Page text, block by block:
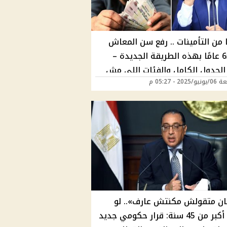
من التأمينات .. رفع سن المعاش
إلى 65 عامًا بهذه الطريقة الجديدة –
الكامل والفئات اللي مش
عليهم - 05:27 م
متقولش مكنتش عارف».. لو
عمرك أكبر من 45 سنة: قرار حكومي جديد